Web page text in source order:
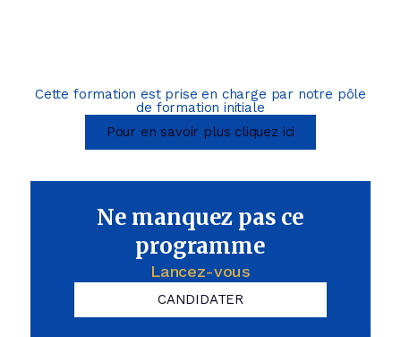
Cette formation est prise en charge par notre pôle
de formation initiale
Pour en savoir plus cliquez ici
Ne manquez pas ce
programme
Lancez-vous
CANDIDATER